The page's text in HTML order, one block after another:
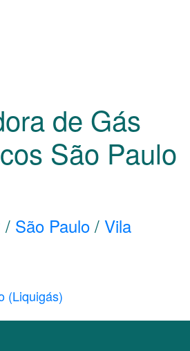
de Gás
São Paulo
/ São Paulo / Vila
(Liquigás)